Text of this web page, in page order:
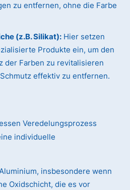
zu entfernen, ohne die Farbe
(z.B. Silikat): Hier setzen
Produkte ein, um den
der Farben zu revitalisieren
effektiv zu entfernen.
Veredelungsprozess
individuelle
insbesondere wenn
Oxidschicht, die es vor